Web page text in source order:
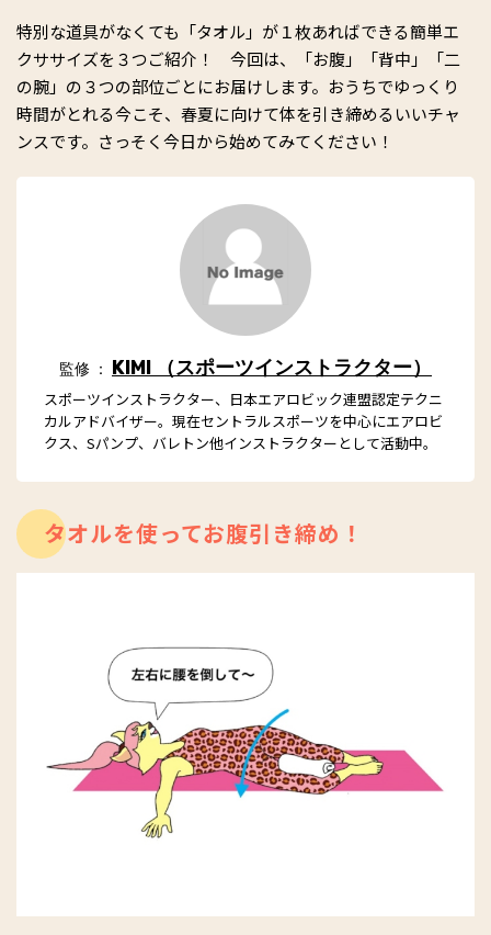
特別な道具がなくても「タオル」が１枚あればできる簡単エ
クササイズを３つご紹介！ 今回は、「お腹」「背中」「二
の腕」の３つの部位ごとにお届けします。おうちでゆっくり
時間がとれる今こそ、春夏に向けて体を引き締めるいいチャ
ンスです。さっそく今日から始めてみてください！
監修 ： KIMI （スポーツインストラクター）
スポーツインストラクター、日本エアロビック連盟認定テクニ
カルアドバイザー。現在セントラルスポーツを中心にエアロビ
クス、Sパンプ、バレトン他インストラクターとして活動中。
タオルを使ってお腹引き締め！